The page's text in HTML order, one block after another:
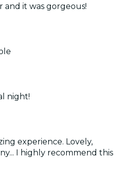
and it was gorgeous!
night!
experience. Lovely,
I highly recommend this